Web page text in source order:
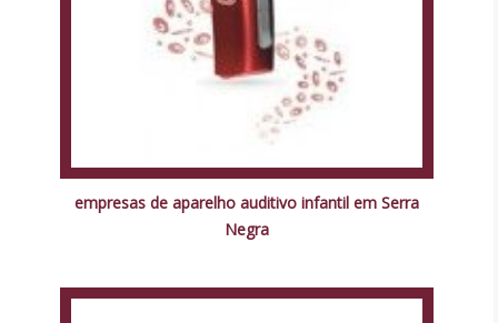
empresas de aparelho auditivo infantil em Serra
Negra